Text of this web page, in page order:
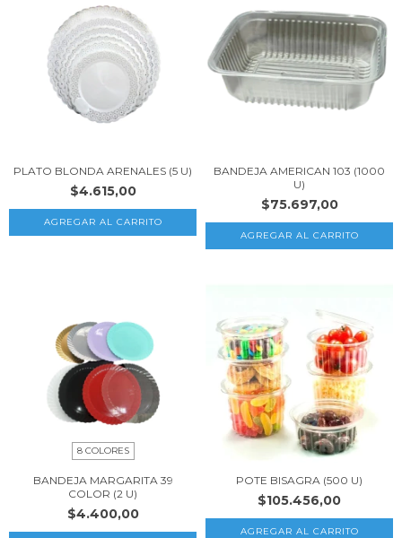
PLATO BLONDA ARENALES (5 U)
$4.615,00
AGREGAR AL CARRITO
BANDEJA AMERICAN 103 (1000
U)
$75.697,00
8 COLORES
BANDEJA MARGARITA 39
COLOR (2 U)
$4.400,00
POTE BISAGRA (500 U)
$105.456,00
AGREGAR AL CARRITO